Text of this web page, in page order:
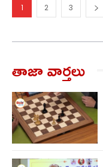
1 2 3
తాజా వార్త‌లు